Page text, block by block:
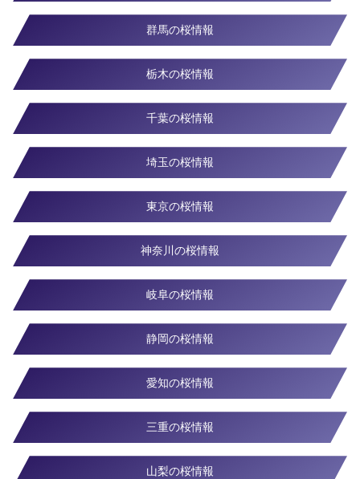
群馬の桜情報
栃木の桜情報
千葉の桜情報
埼玉の桜情報
東京の桜情報
神奈川の桜情報
岐阜の桜情報
静岡の桜情報
愛知の桜情報
三重の桜情報
山梨の桜情報